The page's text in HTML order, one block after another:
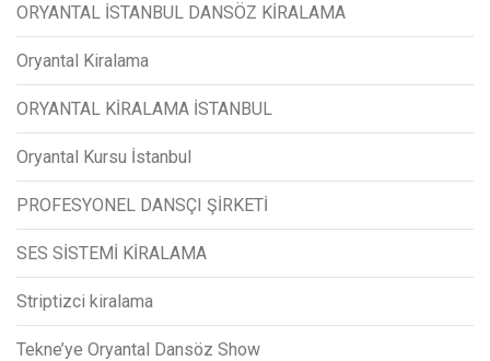
ORYANTAL İSTANBUL DANSÖZ KİRALAMA
Oryantal Kiralama
ORYANTAL KİRALAMA İSTANBUL
Oryantal Kursu İstanbul
PROFESYONEL DANSÇI ŞİRKETİ
SES SİSTEMİ KİRALAMA
Striptizci kiralama
Tekne’ye Oryantal Dansöz Show